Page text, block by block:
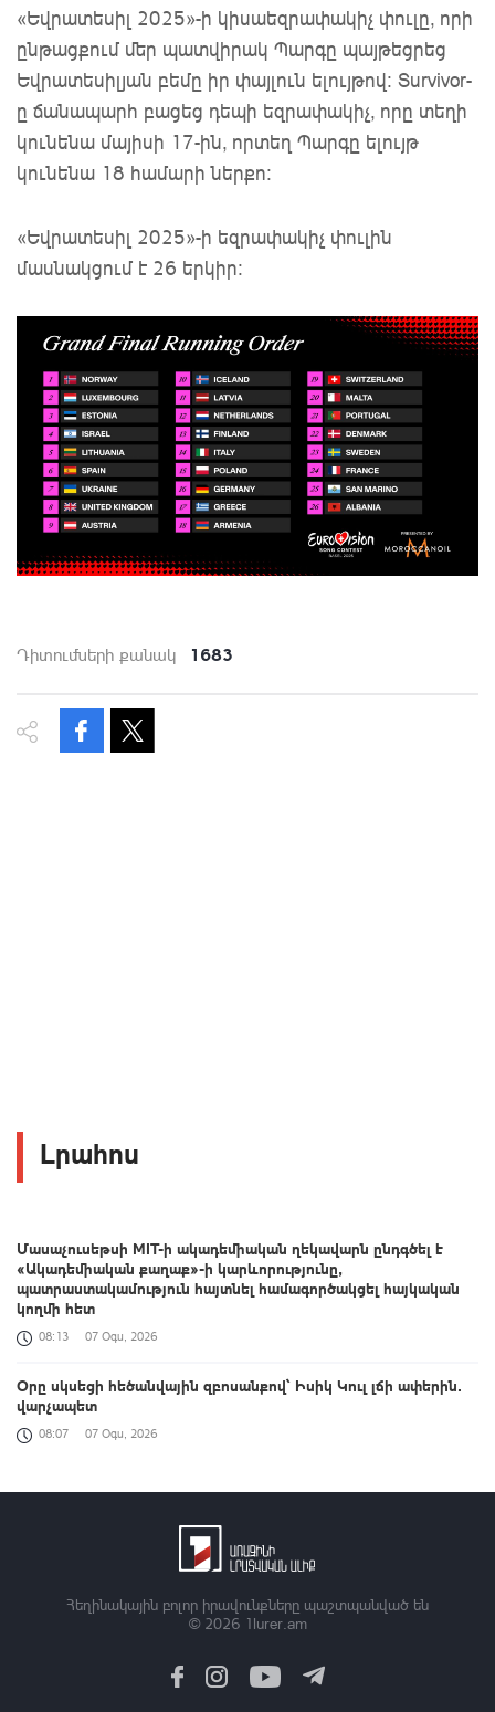
«Եվրատեսիլ 2025»-ի կիսաեզրափակիչ փուլը, որի
ընթացքում մեր պատվիրակ Պարգը պայթեցրեց
Եվրատեսիլյան բեմը իր փայլուն ելույթով։ Survivor-
ը ճանապարհ բացեց դեպի եզրափակիչ, որը տեղի
կունենա մայիսի 17-ին, որտեղ Պարգը ելույթ
կունենա 18 համարի ներքո։
«Եվրատեսիլ 2025»-ի եզրափակիչ փուլին
մասնակցում է 26 երկիր։
Դիտումների քանակ 1683
Լրահոս
Մասաչուսեթսի MIT-ի ակադեմիական ղեկավարն ընդգծել է
«Ակադեմիական քաղաք»-ի կարևորությունը,
պատրաստակամություն հայտնել համագործակցել հայկական
կողմի հետ
08:13 07 Օգս, 2026
Օրը սկսեցի հեծանվային զբոսանքով՝ Իսիկ Կուլ լճի ափերին․
վարչապետ
08:07 07 Օգս, 2026
իրականացնող խմբակավարները տրանսպորտային ծախսերի
փոխհատուցում կստանան
Հեղինակային բոլոր իրավունքները պաշտպանված են
© 2026 1lurer.am